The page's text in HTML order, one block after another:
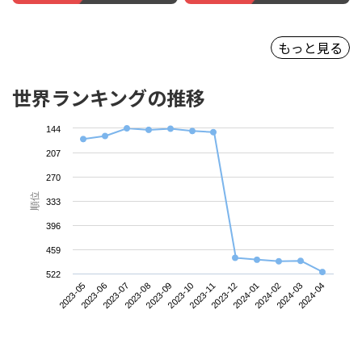
もっと見る
世界ランキングの推移
順位
2023-052023-062023-072023-082023-092023-102023-112023-122024-012024-022024-032024-04
144
207
270
333
396
459
522